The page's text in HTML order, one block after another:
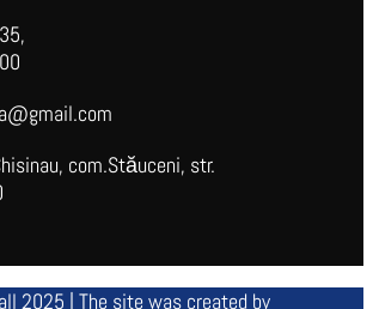
com.Stăuceni, str.
2025 | The site was created by